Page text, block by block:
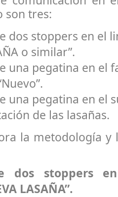
son tres:
dos stoppers en el
o similar”.
una pegatina en el
una pegatina en el
de las lasañas.
la metodología y
dos stoppers
LASAÑA”.